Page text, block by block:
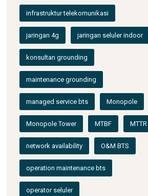
infrastruktur telekomunikasi
jaringan 4g jaringan seluler indoor
konsultan grounding
maintenance grounding
managed service bts Monopole
Monopole Tower MTBF MTTR
network availability O&M BTS
operation maintenance bts
operator seluler